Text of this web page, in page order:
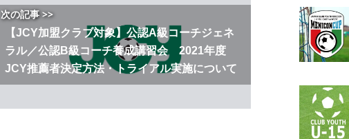
次の記事 >>
【JCY加盟クラブ対象】公認A級コーチジェネ
ラル／公認B級コーチ養成講習会 2021年度
JCY推薦者決定方法・トライアル実施について